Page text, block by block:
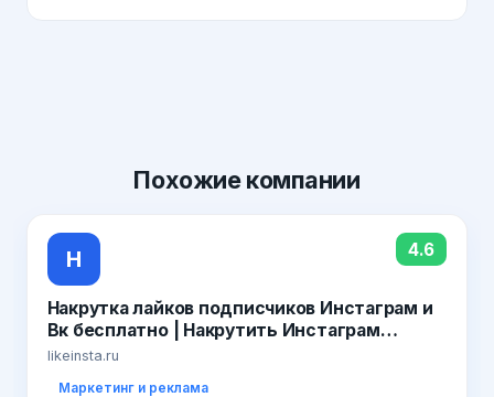
Похожиекомпании
Н 4.6
Накрутка лайков подписчиков Инстаграм и
Вк бесплатно | Накрутить Инстаграм
Вконтакте онлайн быстро 2019
likeinsta.ru
Маркетинг и реклама